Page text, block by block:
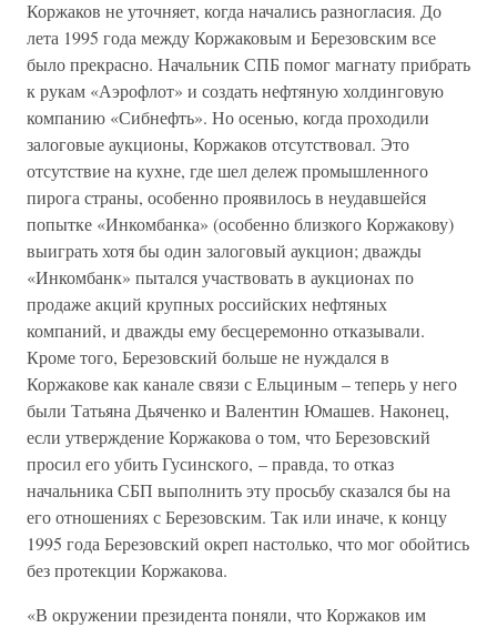
Коржаков не уточняет, когда начались разногласия. До
лета 1995 года между Коржаковым и Березовским все
было прекрасно. Начальник СПБ помог магнату прибрать
к рукам «Аэрофлот» и создать нефтяную холдинговую
компанию «Сибнефть». Но осенью, когда проходили
залоговые аукционы, Коржаков отсутствовал. Это
отсутствие на кухне, где шел дележ промышленного
пирога страны, особенно проявилось в неудавшейся
попытке «Инкомбанка» (особенно близкого Коржакову)
выиграть хотя бы один залоговый аукцион; дважды
«Инкомбанк» пытался участвовать в аукционах по
продаже акций крупных российских нефтяных
компаний, и дважды ему бесцеремонно отказывали.
Кроме того, Березовский больше не нуждался в
Коржакове как канале связи с Ельциным – теперь у него
были Татьяна Дьяченко и Валентин Юмашев. Наконец,
если утверждение Коржакова о том, что Березовский
просил его убить Гусинского, – правда, то отказ
начальника СБП выполнить эту просьбу сказался бы на
его отношениях с Березовским. Так или иначе, к концу
1995 года Березовский окреп настолько, что мог обойтись
без протекции Коржакова.
«В окружении президента поняли, что Коржаков им